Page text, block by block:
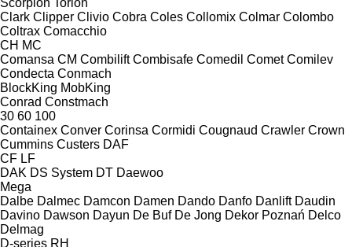
Clark Clipper Clivio Cobra Coles Collomix Colmar Colombo
Coltrax Comacchio
CH MC
Comansa CM Combilift Combisafe Comedil Comet Comilev
Condecta Conmach
BlockKing MobKing
Conrad Constmach
30 60 100
Containex Conver Corinsa Cormidi Cougnaud Crawler Crown
Cummins Custers DAF
CF LF
DAK DS System DT Daewoo
Mega
Dalbe Dalmec Damcon Damen Dando Danfo Danlift Daudin
Davino Dawson Dayun De Buf De Jong Dekor Poznań Delco
Delmag
D-series RH